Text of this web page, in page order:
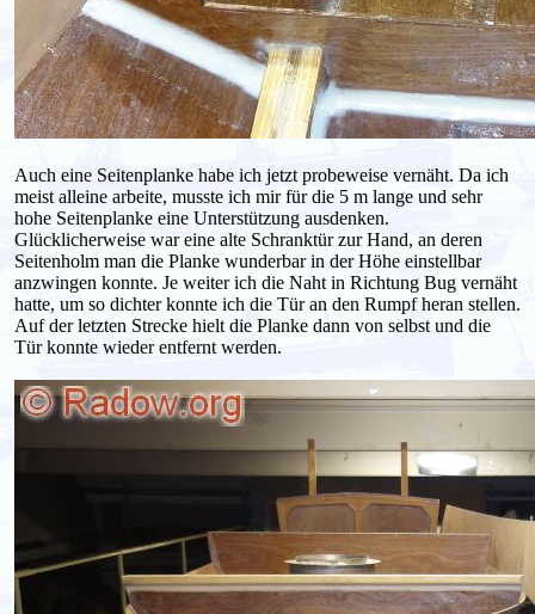
Auch eine Seitenplanke habe ich jetzt probeweise vernäht. Da ich
meist alleine arbeite, musste ich mir für die 5 m lange und sehr
hohe Seitenplanke eine Unterstützung ausdenken.
Glücklicherweise war eine alte Schranktür zur Hand, an deren
Seitenholm man die Planke wunderbar in der Höhe einstellbar
anzwingen konnte. Je weiter ich die Naht in Richtung Bug vernäht
hatte, um so dichter konnte ich die Tür an den Rumpf heran stellen.
Auf der letzten Strecke hielt die Planke dann von selbst und die
Tür konnte wieder entfernt werden.